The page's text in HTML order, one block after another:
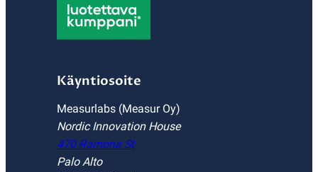
Käyntiosoite
Measurlabs (Measur Oy)
Nordic Innovation House
470 Ramona St
Palo Alto